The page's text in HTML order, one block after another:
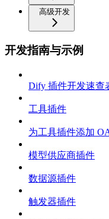
高级开发
开发指南与示例
Dify 插件开发速查
工具插件
为工具插件添加
模型供应商插件
数据源插件
触发器插件